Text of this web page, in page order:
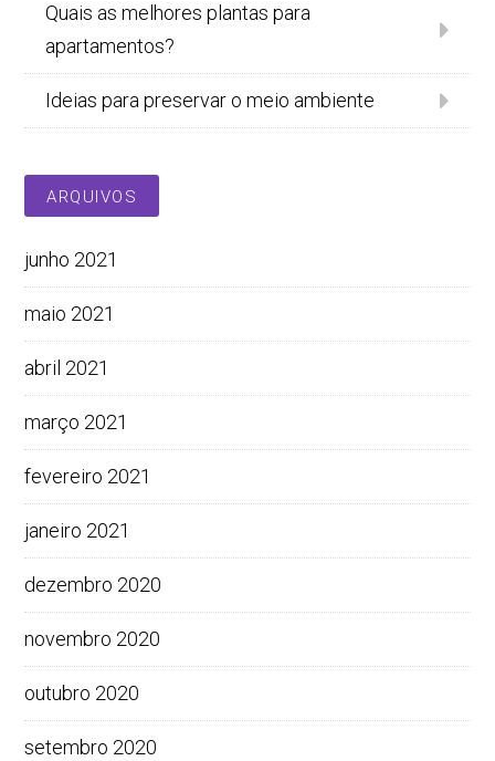
Quais as melhores plantas para
apartamentos?
Ideias para preservar o meio ambiente
ARQUIVOS
junho 2021
maio 2021
abril 2021
março 2021
fevereiro 2021
janeiro 2021
dezembro 2020
novembro 2020
outubro 2020
setembro 2020